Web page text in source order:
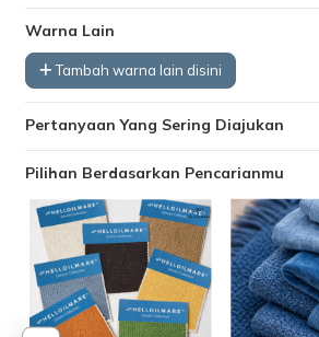
Warna Lain
Tambah warna lain disini
Pertanyaan Yang Sering Diajukan
Pilihan Berdasarkan Pencarianmu